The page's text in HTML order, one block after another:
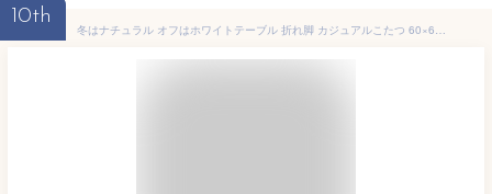
10th
冬はナチュラル オフはホワイトテーブル 折れ脚 カジュアルこたつ 60×60 正方形 こたつ テーブル ホワイト 白 おしゃれ 折り畳み 折れ脚こたつ 安い 激安 一人暮らし 小さい 小さめ 一人用こたつ